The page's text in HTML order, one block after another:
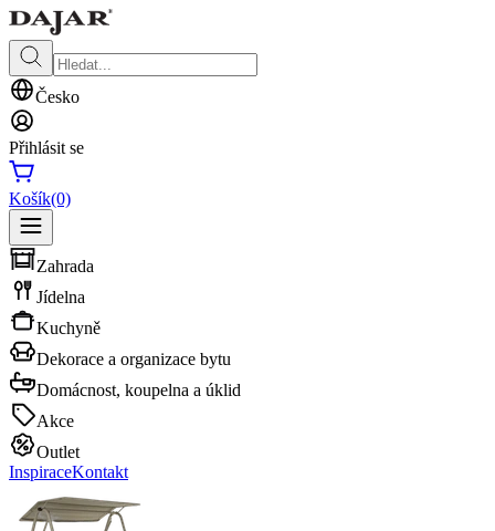
Česko
Přihlásit se
Košík(0)
Zahrada
Jídelna
Kuchyně
Dekorace a organizace bytu
Domácnost, koupelna a úklid
Akce
Outlet
InspiraceKontakt